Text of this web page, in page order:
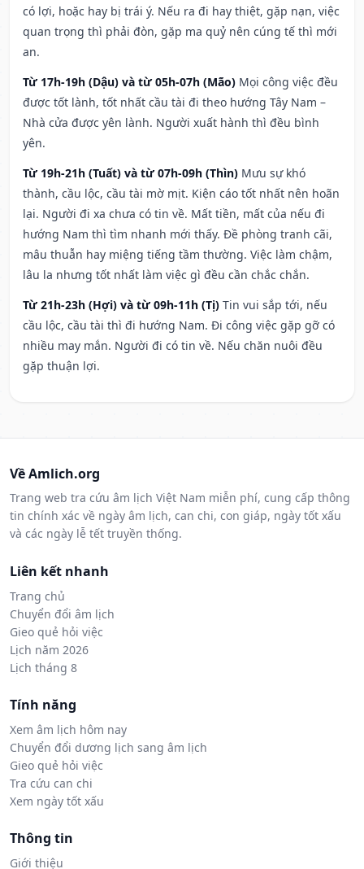
có lợi, hoặc hay bị trái ý. Nếu ra đi hay thiệt, gặp nạn, việc
quan trọng thì phải đòn, gặp ma quỷ nên cúng tế thì mới
an.
Từ 17h-19h (Dậu) và từ 05h-07h (Mão) Mọi công việc đều
được tốt lành, tốt nhất cầu tài đi theo hướng Tây Nam –
Nhà cửa được yên lành. Người xuất hành thì đều bình
yên.
Từ 19h-21h (Tuất) và từ 07h-09h (Thìn) Mưu sự khó
thành, cầu lộc, cầu tài mờ mịt. Kiện cáo tốt nhất nên hoãn
lại. Người đi xa chưa có tin về. Mất tiền, mất của nếu đi
hướng Nam thì tìm nhanh mới thấy. Đề phòng tranh cãi,
mâu thuẫn hay miệng tiếng tầm thường. Việc làm chậm,
lâu la nhưng tốt nhất làm việc gì đều cần chắc chắn.
Từ 21h-23h (Hợi) và từ 09h-11h (Tị) Tin vui sắp tới, nếu
cầu lộc, cầu tài thì đi hướng Nam. Đi công việc gặp gỡ có
nhiều may mắn. Người đi có tin về. Nếu chăn nuôi đều
gặp thuận lợi.
Về Amlich.org
Trang web tra cứu âm lịch Việt Nam miễn phí, cung cấp thông
tin chính xác về ngày âm lịch, can chi, con giáp, ngày tốt xấu
và các ngày lễ tết truyền thống.
Liên kết nhanh
Trang chủ
Chuyển đổi âm lịch
Gieo quẻ hỏi việc
Lịch năm 2026
Lịch tháng 8
Tính năng
Xem âm lịch hôm nay
Chuyển đổi dương lịch sang âm lịch
Gieo quẻ hỏi việc
Tra cứu can chi
Xem ngày tốt xấu
Thông tin
Giới thiệu